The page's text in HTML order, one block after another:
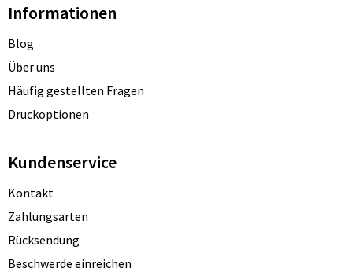
Informationen
Blog
Über uns
Häufig gestellten Fragen
Druckoptionen
Kundenservice
Kontakt
Zahlungsarten
Rücksendung
Beschwerde einreichen